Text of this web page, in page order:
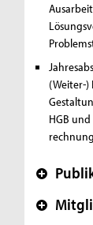
(Weiter-
HGB
+
+